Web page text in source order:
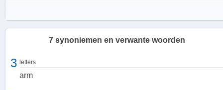
7 synoniemen en verwante woorden
3 letters
arm